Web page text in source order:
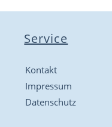
Service
Kontakt
Impressum
Datenschutz